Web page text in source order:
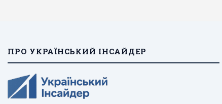
ПРО УКРАЇНСЬКИЙ ІНСАЙДЕР